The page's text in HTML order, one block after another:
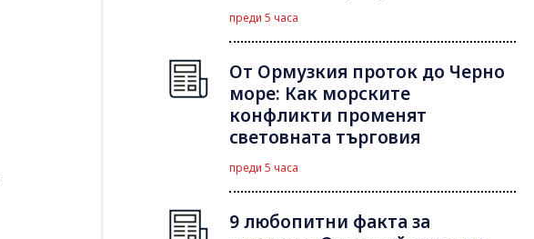
преди 5 часа
От Ормузкия проток до Черно
море: Как морските
конфликти променят
световната търговия
преди 5 часа
9 любопитни факта за